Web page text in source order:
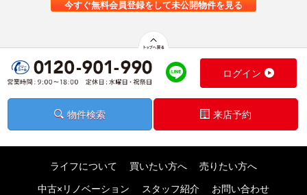
今すぐ無料会員登録をして未公開物件を見る
ログイン
物件検索 来店予約
ライフについて 買いたい方へ 売りたい方へ
中古×リノベーション スタッフ紹介 お問い合わせ